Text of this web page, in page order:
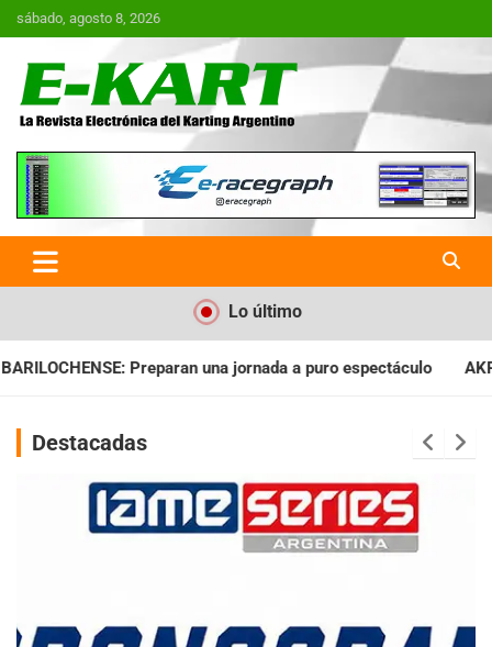
Saltar
al
sábado, agosto 8, 2026
E-Kart.com.ar | La Revista
Electrónica del Karting en
Argentina
Lo último
a puro espectáculo AKPS: Intervino la IGJ y oficializó
Destacadas